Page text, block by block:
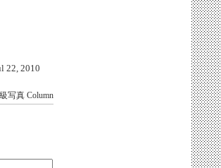
22, 2010
写真 Column